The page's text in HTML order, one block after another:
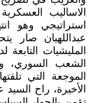
الاساليب
استراتيجي وهو
عبداللهيان صار
المليشيات
الشعب السوري،
الموجعة التي
الأخيرة، راح